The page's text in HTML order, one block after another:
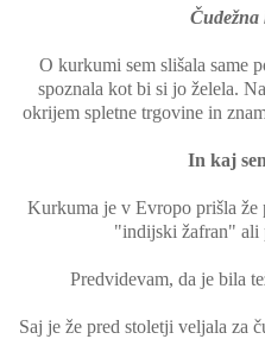
O kurkumi sem slišala same
spoznala kot bi si jo želela.
okrijem spletne trgovine in
In kaj
Kurkuma je v Evropo prišla že
"indijski žafran" ali
Predvidevam, da je bila
Saj je že pred stoletji veljala za